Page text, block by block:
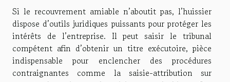
Si le recouvrement amiable n’aboutit pas, l’huissier
dispose d’outils juridiques puissants pour protéger les
intérêts de l’entreprise. Il peut saisir le tribunal
compétent afin d’obtenir un titre exécutoire, pièce
indispensable pour enclencher des procédures
contraignantes comme la saisie-attribution sur